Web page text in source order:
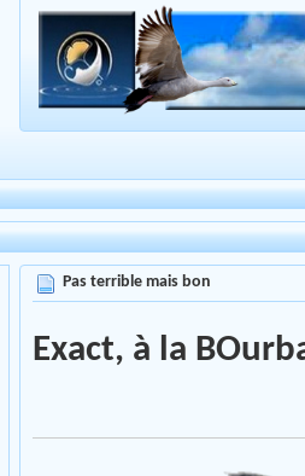
Pas terrible mais bon
Exact, à la